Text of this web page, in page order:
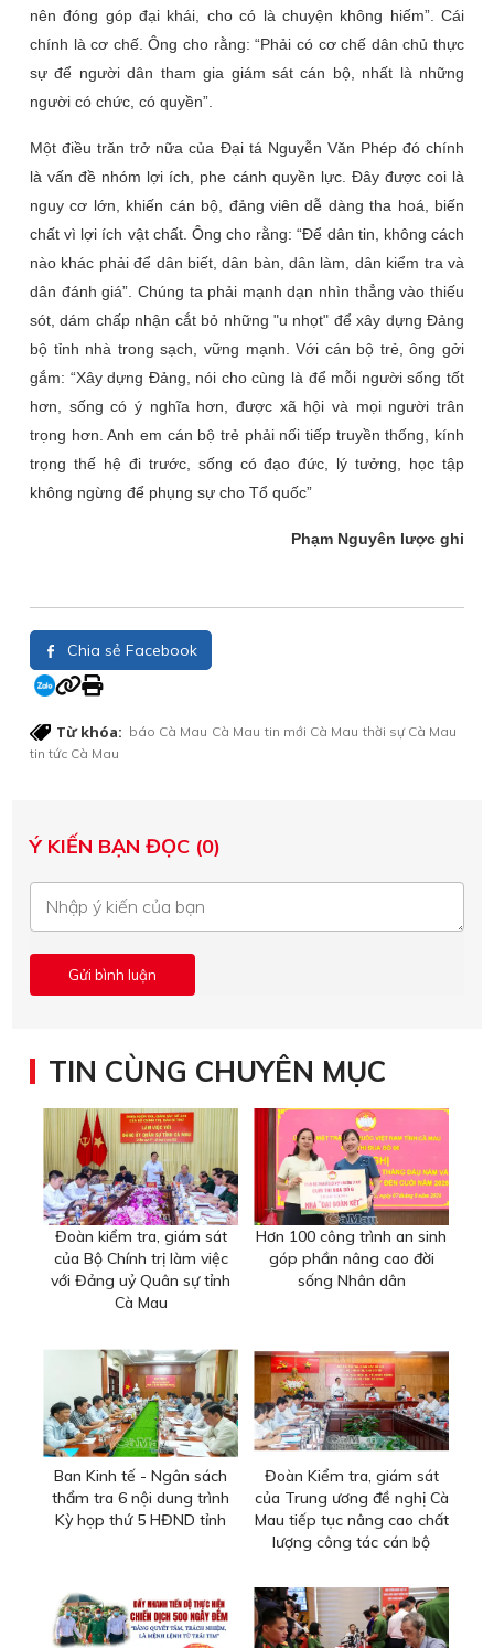
nên đóng góp đại khái, cho có là chuyện không hiếm”. Cái
chính là cơ chế. Ông cho rằng: “Phải có cơ chế dân chủ thực
sự để người dân tham gia giám sát cán bộ, nhất là những
người có chức, có quyền”.
Một điều trăn trở nữa của Đại tá Nguyễn Văn Phép đó chính
là vấn đề nhóm lợi ích, phe cánh quyền lực. Đây được coi là
nguy cơ lớn, khiến cán bộ, đảng viên dễ dàng tha hoá, biến
chất vì lợi ích vật chất. Ông cho rằng: “Để dân tin, không cách
nào khác phải để dân biết, dân bàn, dân làm, dân kiểm tra và
dân đánh giá”. Chúng ta phải mạnh dạn nhìn thẳng vào thiếu
sót, dám chấp nhận cắt bỏ những "u nhọt" để xây dựng Đảng
bộ tỉnh nhà trong sạch, vững mạnh. Với cán bộ trẻ, ông gởi
gắm: “Xây dựng Đảng, nói cho cùng là để mỗi người sống tốt
hơn, sống có ý nghĩa hơn, được xã hội và mọi người trân
trọng hơn. Anh em cán bộ trẻ phải nối tiếp truyền thống, kính
trọng thế hệ đi trước, sống có đạo đức, lý tưởng, học tập
không ngừng để phụng sự cho Tổ quốc”
Phạm Nguyên lược ghi
Chia sẻ Facebook
Từ khóa: báo Cà Mau Cà Mau tin mới Cà Mau thời sự Cà Mau
tin tức Cà Mau
Ý KIẾN BẠN ĐỌC (0)
TIN CÙNG CHUYÊN MỤC
Đoàn kiểm tra, giám sát
của Bộ Chính trị làm việc
với Đảng uỷ Quân sự tỉnh
Cà Mau
Hơn 100 công trình an sinh
góp phần nâng cao đời
sống Nhân dân
Ban Kinh tế - Ngân sách
thẩm tra 6 nội dung trình
Kỳ họp thứ 5 HĐND tỉnh
Đoàn Kiểm tra, giám sát
của Trung ương đề nghị Cà
Mau tiếp tục nâng cao chất
lượng công tác cán bộ